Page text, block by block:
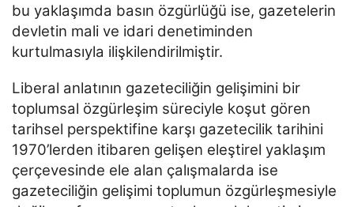
bu yaklaşımda basın özgürlüğü ise, gazetelerin
devletin mali ve idari denetiminden
kurtulmasıyla ilişkilendirilmiştir.
Liberal anlatının gazeteciliğin gelişimini bir
toplumsal özgürleşim süreciyle koşut gören
tarihsel perspektifine karşı gazetecilik tarihini
1970’lerden itibaren gelişen eleştirel yaklaşım
çerçevesinde ele alan çalışmalarda ise
gazeteciliğin gelişimi toplumun özgürleşmesiyle